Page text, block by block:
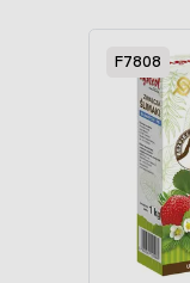
F7808